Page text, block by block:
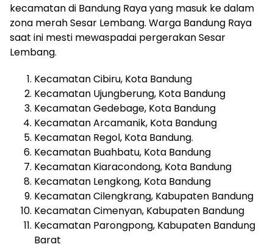
kecamatan di Bandung Raya yang masuk ke dalam
zona merah Sesar Lembang. Warga Bandung Raya
saat ini mesti mewaspadai pergerakan Sesar
Lembang.
Kecamatan Cibiru, Kota Bandung
Kecamatan Ujungberung, Kota Bandung
Kecamatan Gedebage, Kota Bandung
Kecamatan Arcamanik, Kota Bandung
Kecamatan Regol, Kota Bandung.
Kecamatan Buahbatu, Kota Bandung
Kecamatan Kiaracondong, Kota Bandung
Kecamatan Lengkong, Kota Bandung
Kecamatan Cilengkrang, Kabupaten Bandung
Kecamatan Cimenyan, Kabupaten Bandung
Kecamatan Parongpong, Kabupaten Bandung
Barat